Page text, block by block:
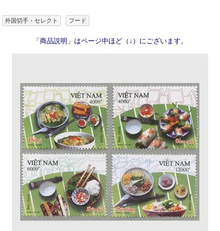
外国切手・セレクト フード
「商品説明」はページ中ほど（↓）にございます。